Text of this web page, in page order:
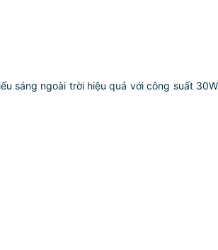
sáng ngoài trời hiệu quả với công suất